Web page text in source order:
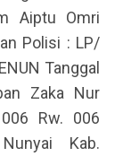
Aiptu Omri
Polisi : LP/
Tanggal
Zaka Nur
Rw. 006
Kab.